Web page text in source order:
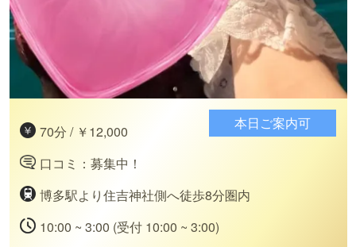
70分 / ￥12,000
口コミ：募集中！
博多駅より住吉神社側へ徒歩8分圏内
10:00 ~ 3:00 (受付 10:00 ~ 3:00)
本日ご案内可